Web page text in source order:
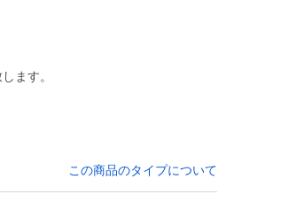
この商品のタイプについて